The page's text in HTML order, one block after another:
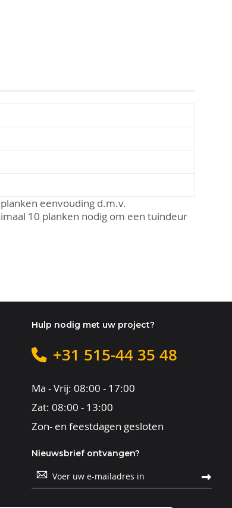
eenvouding d.m.v.
10 planken nodig om een tuindeur
Hulp nodig met uw project?
+31 515-44 35 48
Ma - Vrij: 08:00 - 17:00
Zat: 08:00 - 13:00
Zon- en feestdagen gesloten
Nieuwsbrief ontvangen?
Abonneer
op